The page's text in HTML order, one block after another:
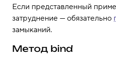
Если представленный
затруднение — обязательно
замыканий.
Метод bind